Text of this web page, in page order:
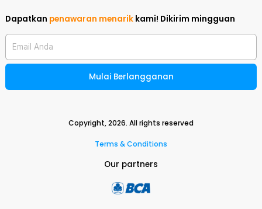
Dapatkan penawaran menarik kami! Dikirim mingguan
Email Anda
Mulai Berlangganan
Copyright,2026. All rights reserved
Terms & Conditions
Our partners